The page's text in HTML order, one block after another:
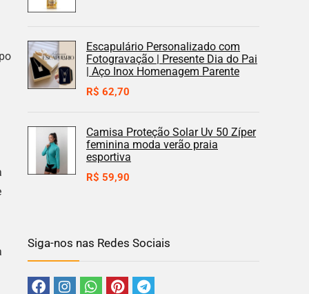
Escapulário Personalizado com
Fotogravação | Presente Dia do Pai
| Aço Inox Homenagem Parente
R$ 62,70
Camisa Proteção Solar Uv 50 Zíper
feminina moda verão praia
esportiva
R$ 59,90
Siga-nos nas Redes Sociais